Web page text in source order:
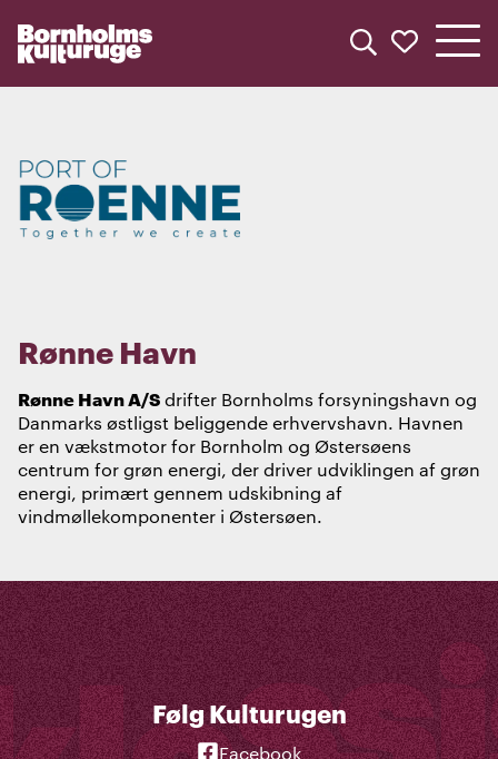
Min
Rønne Havn
Rønne Havn A/Sdrifter Bornholms forsyningshavn og
Danmarks østligst beliggende erhvervshavn. Havnen
er en vækstmotor for Bornholm og Østersøens
centrum for grøn energi, der driver udviklingen af grøn
energi, primært gennem udskibning af
vindmøllekomponenter i Østersøen.
Følg Kulturugen
Facebook